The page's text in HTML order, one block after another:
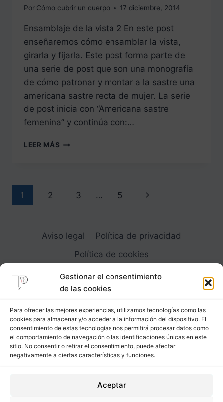
Gestionar el consentimiento
de las cookies
Para ofrecer las mejores experiencias, utilizamos tecnologías como las
cookies para almacenar y/o acceder a la información del dispositivo. El
consentimiento de estas tecnologías nos permitirá procesar datos como
el comportamiento de navegación o las identificaciones únicas en este
sitio. No consentir o retirar el consentimiento, puede afectar
negativamente a ciertas características y funciones.
Aceptar
Por Cómo cubrir un cuerpo 17 diciembre, 2014
Ensamblaje de la vista 2 En este post
enseñaremos cómo ensamblar la vista,
girarla y fijarla. Este post forma parte de
una serie de post que son una monografía
de cómo patronar y montar a la sastre una
americana sastre recta de mujer. La serie
de post inicia con “Americana sastre
femenina” y continúa con:…
LEER MÁS ENSAMBLAJE
Navegación
página
1 2 3 … 5
Siguiente
Aviso legal
Política de privacidad
Política de cookies
Carrer Provença, 183
08036 - Barcelona (Espana)